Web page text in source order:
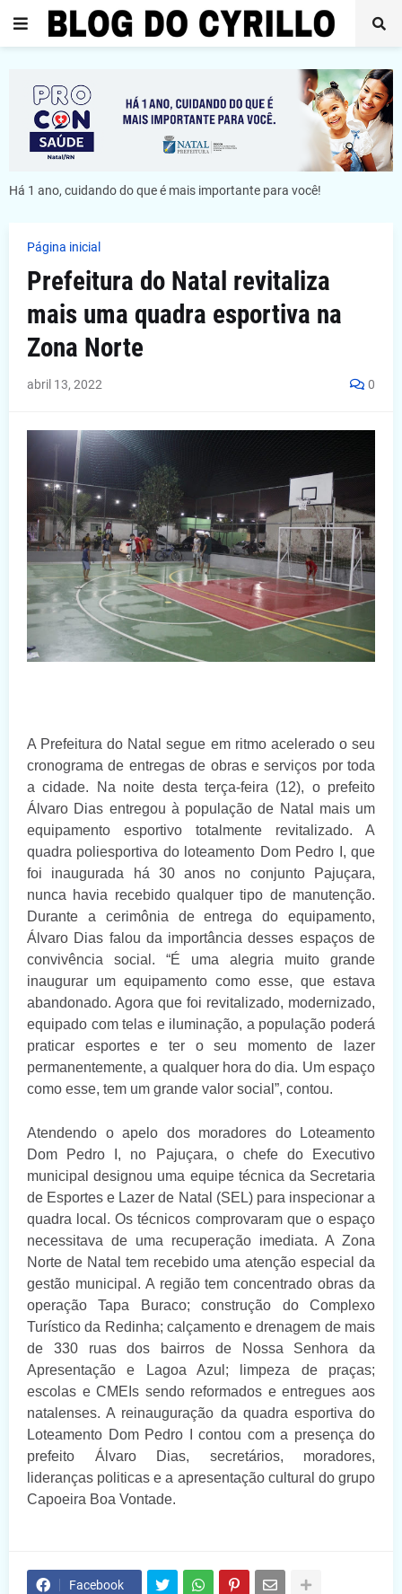
Há 1 ano, cuidando do que é mais importante para você!
Página inicial
Prefeitura do Natal revitaliza
mais uma quadra esportiva na
Zona Norte
abril 13, 2022 0
A Prefeitura do Natal segue em ritmo acelerado o seu
cronograma de entregas de obras e serviços por toda
a cidade. Na noite desta terça-feira (12), o prefeito
Álvaro Dias entregou à população de Natal mais um
equipamento esportivo totalmente revitalizado. A
quadra poliesportiva do loteamento Dom Pedro I, que
foi inaugurada há 30 anos no conjunto Pajuçara,
nunca havia recebido qualquer tipo de manutenção.
Durante a cerimônia de entrega do equipamento,
Álvaro Dias falou da importância desses espaços de
convivência social. “É uma alegria muito grande
inaugurar um equipamento como esse, que estava
abandonado. Agora que foi revitalizado, modernizado,
equipado com telas e iluminação, a população poderá
praticar esportes e ter o seu momento de lazer
permanentemente, a qualquer hora do dia. Um espaço
como esse, tem um grande valor social”, contou.
Atendendo o apelo dos moradores do Loteamento
Dom Pedro I, no Pajuçara, o chefe do Executivo
municipal designou uma equipe técnica da Secretaria
de Esportes e Lazer de Natal (SEL) para inspecionar a
quadra local. Os técnicos comprovaram que o espaço
necessitava de uma recuperação imediata. A Zona
Norte de Natal tem recebido uma atenção especial da
gestão municipal. A região tem concentrado obras da
operação Tapa Buraco; construção do Complexo
Turístico da Redinha; calçamento e drenagem de mais
de 330 ruas dos bairros de Nossa Senhora da
Apresentação e Lagoa Azul; limpeza de praças;
escolas e CMEIs sendo reformados e entregues aos
natalenses. A reinauguração da quadra esportiva do
Loteamento Dom Pedro I contou com a presença do
prefeito Álvaro Dias, secretários, moradores,
lideranças politicas e a apresentação cultural do grupo
Capoeira Boa Vontade.
Facebook